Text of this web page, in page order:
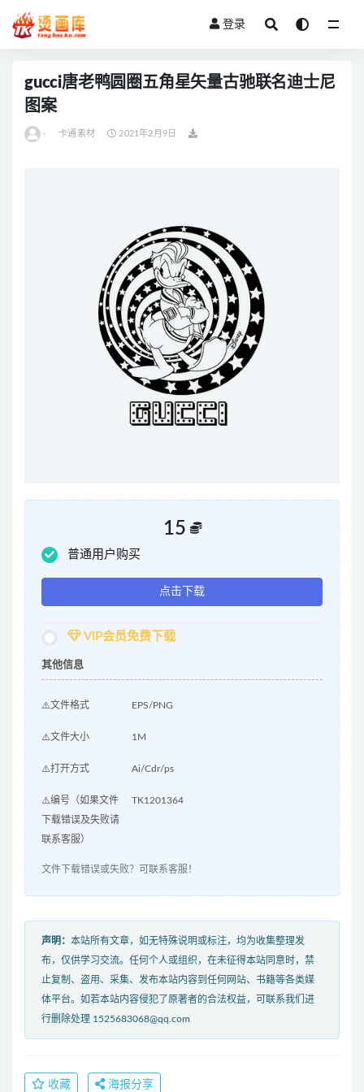
登录
gucci唐老鸭圆圈五角星矢量古驰联名迪士尼
图案
- 卡通素材 2021年2月9日
15
普通用户购买
点击下载
VIP会员免费下载
其他信息
⚠️文件格式 EPS/PNG
⚠️文件大小 1M
⚠️打开方式 Ai/Cdr/ps
⚠️编号（如果文件
下载错误及失败请
联系客服）
TK1201364
文件下载错误或失败？可联系客服！
声明： 本站所有文章，如无特殊说明或标注，均为收集整理发
布，仅供学习交流。任何个人或组织，在未征得本站同意时，禁
止复制、盗用、采集、发布本站内容到任何网站、书籍等各类媒
体平台。如若本站内容侵犯了原著者的合法权益，可联系我们进
行删除处理 1525683068@qq.com
收藏 海报分享